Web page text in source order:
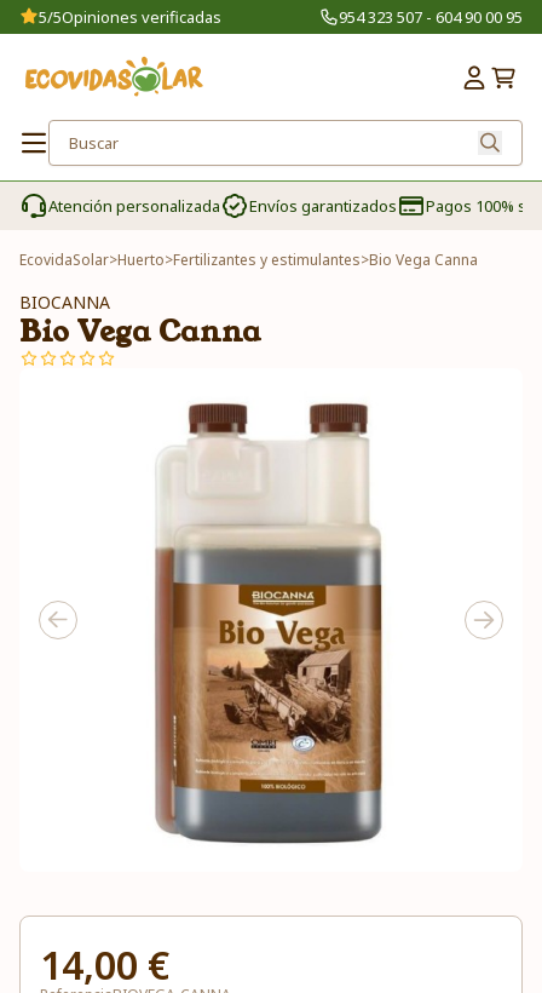
5/5Opiniones verificadas 954 323 507 - 604 90 00 95
Atención personalizada Envíos garantizados Pagos 100%
EcovidaSolar>Huerto>Fertilizantes y estimulantes>Bio Vega Canna
BIOCANNA
Bio Vega Canna
14,00 €